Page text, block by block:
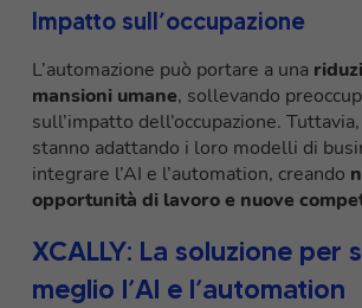
Impatto sull’occupazione
L’automazione può portare a una
mansioni umane, sollevando
sull’impatto dell’occupazione.
stanno adattando i loro modelli di
integrare l’AI e l’automation, creando
opportunità di lavoro e nuove
XCALLY: La soluzione per
meglio l’AI e l’automation